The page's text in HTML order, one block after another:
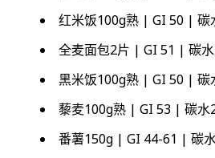
红米饭100g熟 | GI 50 | 碳
全麦面包2片 | GI 51 | 碳
黑米饭100g熟 | GI 50 | 碳
藜麦100g熟 | GI 53 | 碳水
番薯150g | GI 44-61 | 碳